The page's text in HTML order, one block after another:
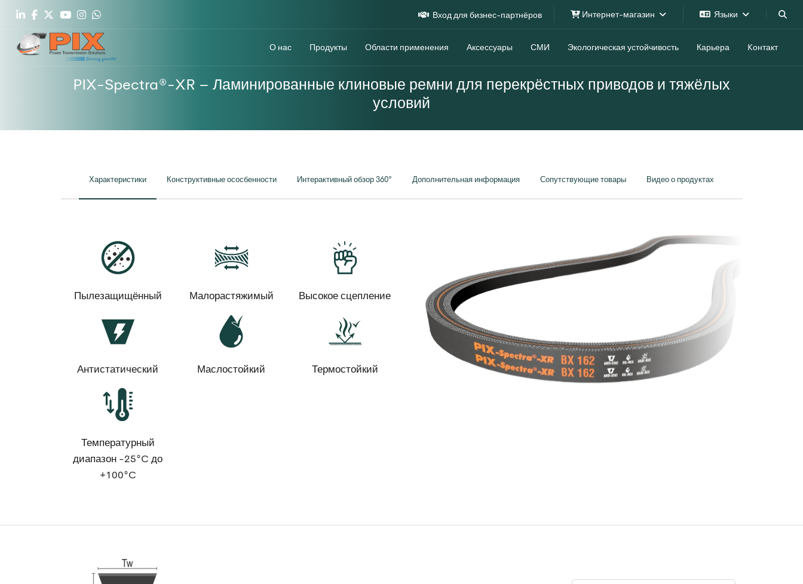
Вход для бизнес-партнёров Интернет-магазин Языки
О нас Продукты Области применения Аксессуары СМИ Экологическая устойчивость Карьера Kонтакт
PIX-Spectra®-XR – Ламинированные клиновые ремни для перекрёстных приводов и тяжёлых
условий
Характеристики Конструктивные ососбенности Интерактивный обзор 360° Дополнительная информация Сопутствующие товары Видео о продуктах
Пылезащищённый Малорастяжимый Высокое сцепление
Антистатический Маслостойкий Термостойкий
Температурный
диапазон -25°C до
+100°C